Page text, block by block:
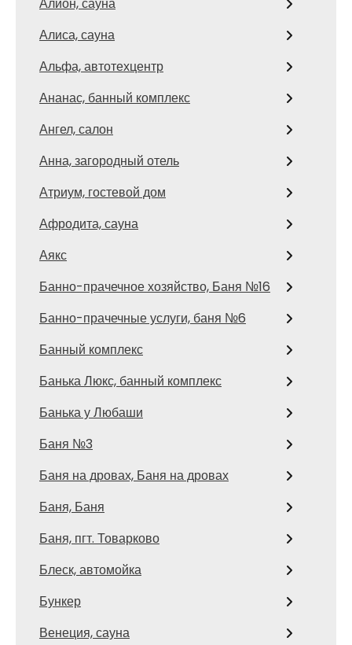
Алиса, сауна
Альфа, автотехцентр
Ананас, банный комплекс
Ангел, салон
Анна, загородный отель
Атриум, гостевой дом
Афродита, сауна
Аякс
Банно-прачечное хозяйство, Баня №16
Банно-прачечные услуги, баня №6
Банный комплекс
Банька Люкс, банный комплекс
Банька у Любаши
Баня №3
Баня на дровах, Баня на дровах
Баня, Баня
Баня, пгт. Товарково
Блеск, автомойка
Бункер
Венеция, сауна